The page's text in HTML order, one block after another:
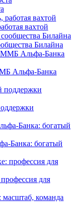
вахтой
Билайна
Альфа-Банка
Банка: богатый
для